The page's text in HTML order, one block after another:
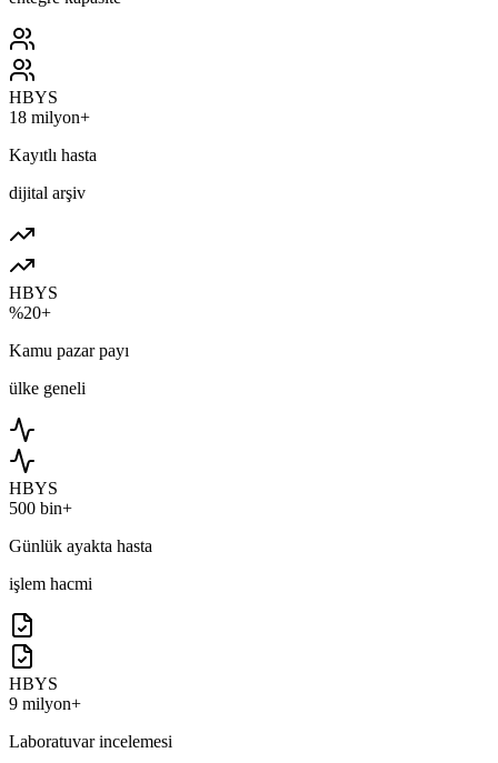
HBYS
18 milyon+
Kayıtlı hasta
dijital arşiv
HBYS
%20+
Kamu pazar payı
ülke geneli
HBYS
500 bin+
Günlük ayakta hasta
işlem hacmi
HBYS
9 milyon+
Laboratuvar incelemesi